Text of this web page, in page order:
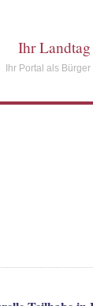
Ihr Landtag
Ihr Portal als Bürger